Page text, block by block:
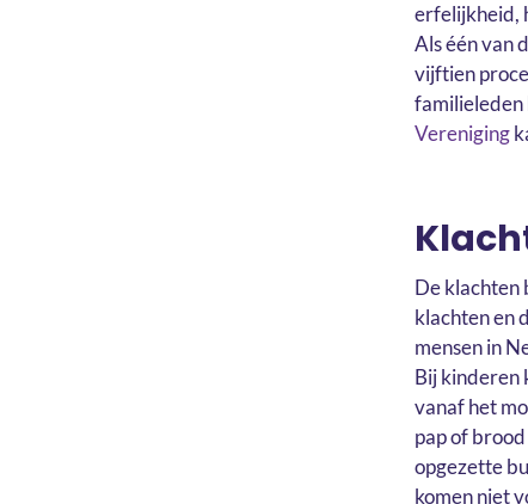
erfelijkheid,
Als één van
vijftien
familieleden
Vereniging
De klachten
klachten en
mensen in
Bij kinderen
vanaf het
pap of
opgezette
komen niet